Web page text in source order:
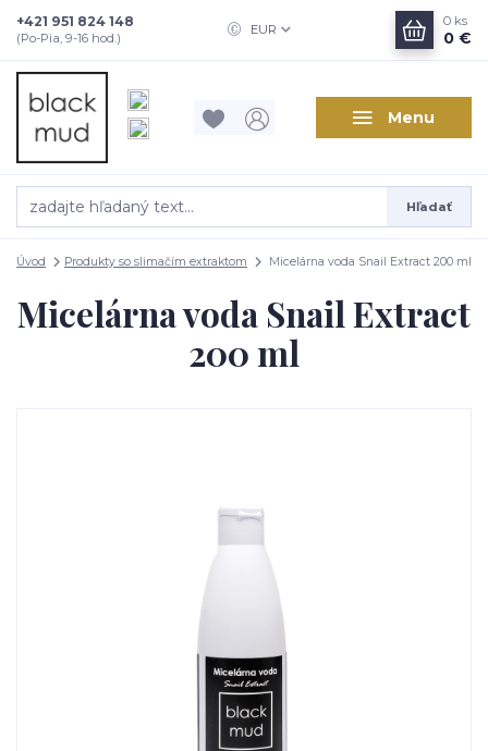
Menu
EUR
Hľadať
+421 951 824 148
(Po-Pia, 9-16 hod.)
0 ks
0 €
Úvod Produkty so slimačím extraktom Micelárna voda Snail Extract 200 ml
Micelárna voda Snail Extract
200 ml